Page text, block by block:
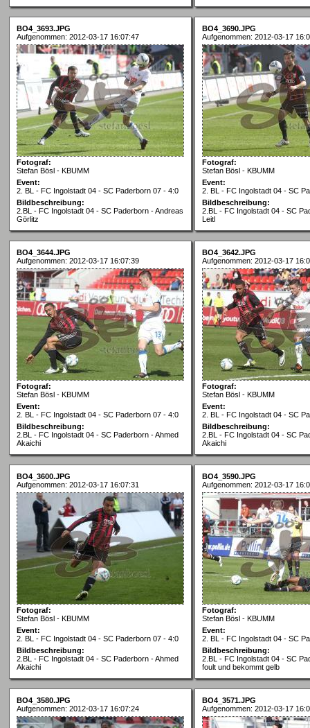
BO4_3693.JPG
Aufgenommen: 2012-03-17 16:07:47
Fotograf:
Stefan Bösl - KBUMM
Event:
2. BL - FC Ingolstadt 04 - SC Paderborn 07 - 4:0
Bildbeschreibung:
2.BL - FC Ingolstadt 04 - SC Paderborn - Andreas
Görlitz
BO4_3690.JPG
Aufgenommen: 2012-03-17
Fotograf:
Stefan Bösl - KBUMM
Event:
2. BL - FC Ingolstadt 04 - SC
Bildbeschreibung:
2.BL - FC Ingolstadt 04 - SC
Leitl
BO4_3644.JPG
Aufgenommen: 2012-03-17 16:07:39
Fotograf:
Stefan Bösl - KBUMM
Event:
2. BL - FC Ingolstadt 04 - SC Paderborn 07 - 4:0
Bildbeschreibung:
2.BL - FC Ingolstadt 04 - SC Paderborn - Ahmed
Akaichi
BO4_3642.JPG
Aufgenommen: 2012-03-17
Fotograf:
Stefan Bösl - KBUMM
Event:
2. BL - FC Ingolstadt 04 - SC
Bildbeschreibung:
2.BL - FC Ingolstadt 04 - SC
Akaichi
BO4_3600.JPG
Aufgenommen: 2012-03-17 16:07:31
Fotograf:
Stefan Bösl - KBUMM
Event:
2. BL - FC Ingolstadt 04 - SC Paderborn 07 - 4:0
Bildbeschreibung:
2.BL - FC Ingolstadt 04 - SC Paderborn - Ahmed
Akaichi
BO4_3590.JPG
Aufgenommen: 2012-03-17
Fotograf:
Stefan Bösl - KBUMM
Event:
2. BL - FC Ingolstadt 04 - SC
Bildbeschreibung:
2.BL - FC Ingolstadt 04 - SC
foult und bekommt gelb
BO4_3580.JPG
Aufgenommen: 2012-03-17 16:07:24
BO4_3571.JPG
Aufgenommen: 2012-03-17